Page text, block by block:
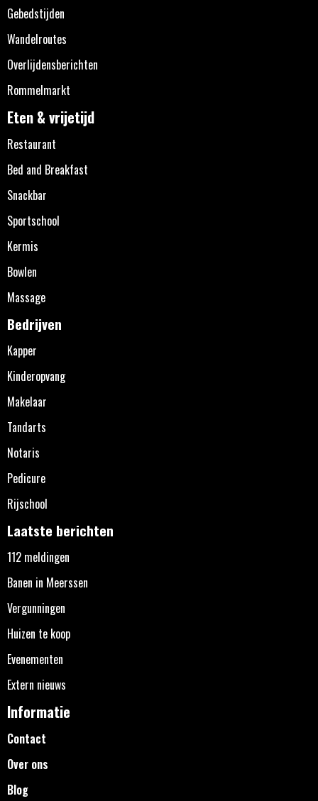
Gebedstijden
Wandelroutes
Overlijdensberichten
Rommelmarkt
Eten & vrijetijd
Restaurant
Bed and Breakfast
Snackbar
Sportschool
Kermis
Bowlen
Massage
Bedrijven
Kapper
Kinderopvang
Makelaar
Tandarts
Notaris
Pedicure
Rijschool
Laatste berichten
112 meldingen
Banen in Meerssen
Vergunningen
Huizen te koop
Evenementen
Extern nieuws
Informatie
Contact
Over ons
Blog